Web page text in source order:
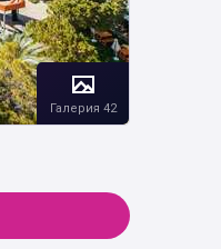
Галерия 42